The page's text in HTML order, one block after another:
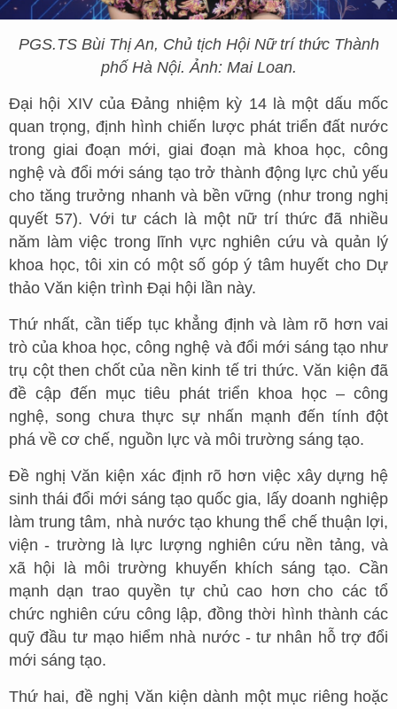
PGS.TS Bùi Thị An, Chủ tịch Hội Nữ trí thức Thành
phố Hà Nội. Ảnh: Mai Loan.
Đại hội XIV của Đảng nhiệm kỳ 14 là một dấu mốc
quan trọng, định hình chiến lược phát triển đất nước
trong giai đoạn mới, giai đoạn mà khoa học, công
nghệ và đổi mới sáng tạo trở thành động lực chủ yếu
cho tăng trưởng nhanh và bền vững (như trong nghị
quyết 57). Với tư cách là một nữ trí thức đã nhiều
năm làm việc trong lĩnh vực nghiên cứu và quản lý
khoa học, tôi xin có một số góp ý tâm huyết cho Dự
thảo Văn kiện trình Đại hội lần này.
Thứ nhất, cần tiếp tục khẳng định và làm rõ hơn vai
trò của khoa học, công nghệ và đổi mới sáng tạo như
trụ cột then chốt của nền kinh tế tri thức. Văn kiện đã
đề cập đến mục tiêu phát triển khoa học – công
nghệ, song chưa thực sự nhấn mạnh đến tính đột
phá về cơ chế, nguồn lực và môi trường sáng tạo.
Đề nghị Văn kiện xác định rõ hơn việc xây dựng hệ
sinh thái đổi mới sáng tạo quốc gia, lấy doanh nghiệp
làm trung tâm, nhà nước tạo khung thể chế thuận lợi,
viện - trường là lực lượng nghiên cứu nền tảng, và
xã hội là môi trường khuyến khích sáng tạo. Cần
mạnh dạn trao quyền tự chủ cao hơn cho các tổ
chức nghiên cứu công lập, đồng thời hình thành các
quỹ đầu tư mạo hiểm nhà nước - tư nhân hỗ trợ đổi
mới sáng tạo.
Thứ hai, đề nghị Văn kiện dành một mục riêng hoặc